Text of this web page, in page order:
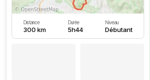
Distance
300 km
Durée
5h44
Niveau
Débutant